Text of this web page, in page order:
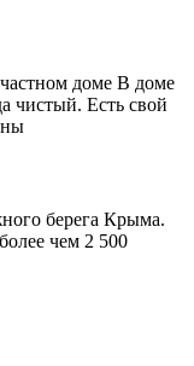
доме В доме
чистый. Есть свой
берега Крыма.
чем 2 500